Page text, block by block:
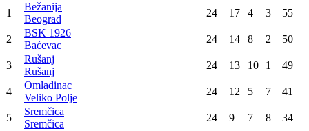
1
Bežanija
Beograd
24 17 4 3 55
2
BSK 1926
Baćevac
24 14 8 2 50
3
Rušanj
Rušanj
24 13 10 1 49
4
Omladinac
Veliko Polje
24 12 5 7 41
5
Sremčica
Sremčica
24 9 7 8 34